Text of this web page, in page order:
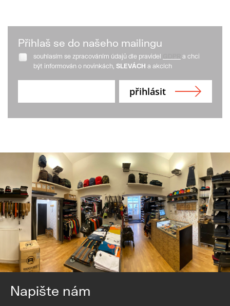
Přihlaš se do našeho mailingu
souhlasím se zpracováním údajů dle pravidel
a chci
být informován o novinkách, SLEVÁCH a akcích
Napište nám